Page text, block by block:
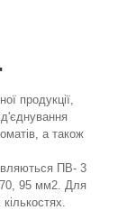
продукції,
а також
ПВ- 3
95 мм2. Для